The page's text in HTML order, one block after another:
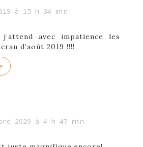
à 15 h 34 min
avec impatience les
d’août 2019 !!!!
2020 à 4 h 47 min